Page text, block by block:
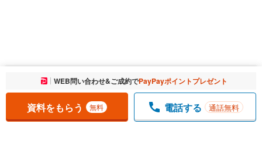
お気に入りに追加しました。 一覧を開く
WEB問い合わせ&ご成約でPayPayポイントプレゼント
資料をもらう 無料 電話する 通話無料